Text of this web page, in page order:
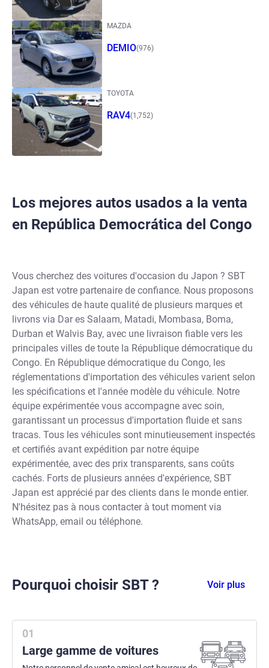
MAZDA
DEMIO(976)
TOYOTA
RAV4(1,752)
Los mejores autos usados a la venta
en República Democrática del Congo
Vous cherchez des voitures d'occasion du Japon ? SBT
Japan est votre partenaire de confiance. Nous proposons
des véhicules de haute qualité de plusieurs marques et
livrons via Dar es Salaam, Matadi, Mombasa, Boma,
Durban et Walvis Bay, avec une livraison fiable vers les
principales villes de toute la République démocratique du
Congo. En République démocratique du Congo, les
réglementations d'importation des véhicules varient selon
les spécifications et l'année modèle du véhicule. Notre
équipe expérimentée vous accompagne avec soin,
garantissant un processus d'importation fluide et sans
tracas. Tous les véhicules sont minutieusement inspectés
et certifiés avant expédition par notre équipe
expérimentée, avec des prix transparents, sans coûts
cachés. Forts de plusieurs années d'expérience, SBT
Japan est apprécié par des clients dans le monde entier.
N'hésitez pas à nous contacter à tout moment via
WhatsApp, email ou téléphone.
Pourquoi choisir SBT ? Voir plus
Large gamme de voitures